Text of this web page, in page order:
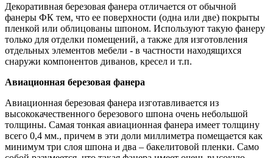
Декоративная березовая фанера отличается от обычной
фанеры ФК тем, что ее поверхности (одна или две) покрыты
пленкой или облицованы шпоном. Используют такую фанеру
только для отделки помещений, а также для изготовления
отдельных элементов мебели - в частности находящихся
снаружи компонентов диванов, кресел и т.п.
Авиационная березовая фанера
Авиационная березовая фанера изготавливается из
высококачественного березового шпона очень небольшой
толщины. Самая тонкая авиационная фанера имеет толщину
всего 0,4 мм., причем в эти доли миллиметра помещается как
минимум три слоя шпона и два – бакелитовой пленки. Само